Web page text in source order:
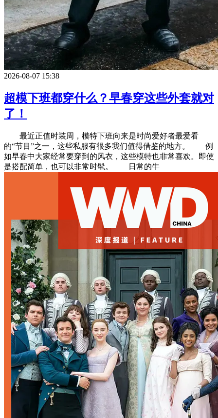
2026-08-07 15:38
超模下班都穿什么？早春穿这些外套就对
了！
最近正值时装周，模特下班向来是时尚爱好者最爱看
的“节目”之一，这些私服有很多我们值得借鉴的地方。 例
如早春中大家经常要穿到的风衣，这些模特也非常喜欢。即使
是搭配简单，也可以非常时髦。 日常的牛